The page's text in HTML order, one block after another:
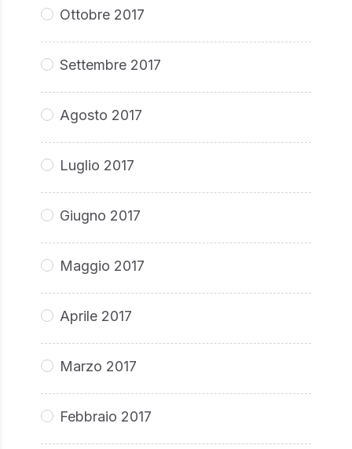
Ottobre 2017
Settembre 2017
Agosto 2017
Luglio 2017
Giugno 2017
Maggio 2017
Aprile 2017
Marzo 2017
Febbraio 2017